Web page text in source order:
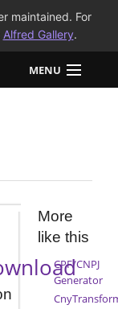
maintained. For
Alfred Gallery.
MENU
More
like this
CPF/CNPJ
Generator